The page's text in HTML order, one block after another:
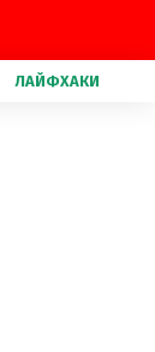
ЛАЙФХАКИ